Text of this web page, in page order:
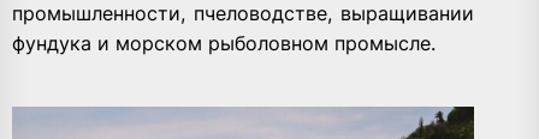
промышленности, пчеловодстве, выращивании
фундука и морском рыболовном промысле.